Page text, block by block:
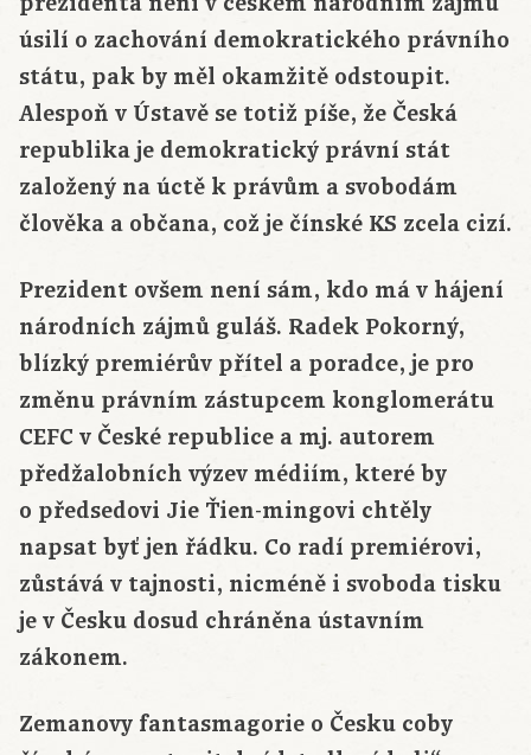
úsilí o zachování demokratického právního
státu, pak by měl okamžitě odstoupit.
Alespoň v Ústavě se totiž píše, že Česká
republika je demokratický právní stát
založený na úctě k právům a svobodám
člověka a občana, což je čínské KS zcela cizí.
Prezident ovšem není sám, kdo má v hájení
národních zájmů guláš. Radek Pokorný,
blízký premiérův přítel a poradce, je pro
změnu právním zástupcem konglomerátu
CEFC v České republice a mj. autorem
předžalobních výzev médiím, které by
o předsedovi Jie Ťien-mingovi chtěly
napsat byť jen řádku. Co radí premiérovi,
zůstává v tajnosti, nicméně i svoboda tisku
je v Česku dosud chráněna ústavním
zákonem.
Zemanovy fantasmagorie o Česku coby